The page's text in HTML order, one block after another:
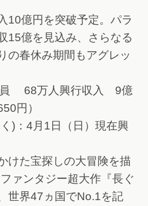
10億円を突破予定。パラ
15億を見込み、さらなる
の春休み期間もアグレッ
員 68万人興行収入 9億
円）
)：4月1日（日）現在興
けた宝探しの大冒険を描
ァンタジー超大作『長ぐ
世界47ヵ国でNo.1を記